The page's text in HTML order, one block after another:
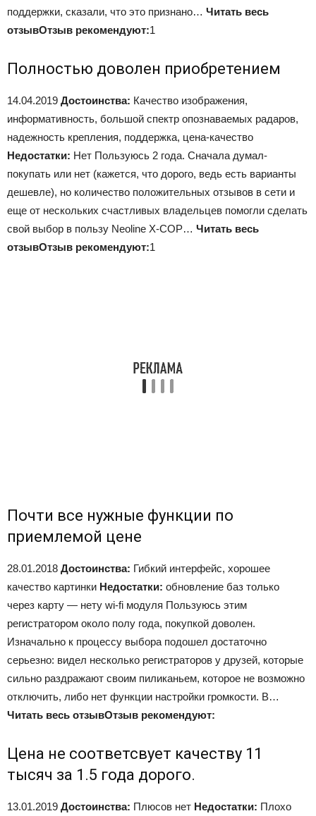
поддержки, сказали, что это признано… Читать весь
отзывОтзыв рекомендуют:1
Полностью доволен приобретением
14.04.2019 Достоинства: Качество изображения,
информативность, большой спектр опознаваемых радаров,
надежность крепления, поддержка, цена-качество
Недостатки: Нет Пользуюсь 2 года. Сначала думал-
покупать или нет (кажется, что дорого, ведь есть варианты
дешевле), но количество положительных отзывов в сети и
еще от нескольких счастливых владельцев помогли сделать
свой выбор в пользу Neoline X-COP… Читать весь
отзывОтзыв рекомендуют:1
Почти все нужные функции по
приемлемой цене
28.01.2018 Достоинства: Гибкий интерфейс, хорошее
качество картинки Недостатки: обновление баз только
через карту — нету wi-fi модуля Пользуюсь этим
регистратором около полу года, покупкой доволен.
Изначально к процессу выбора подошел достаточно
серьезно: видел несколько регистраторов у друзей, которые
сильно раздражают своим пиликаньем, которое не возможно
отключить, либо нет функции настройки громкости. В…
Читать весь отзывОтзыв рекомендуют:
Цена не соответсвует качеству 11
тысяч за 1.5 года дорого.
13.01.2019 Достоинства: Плюсов нет Недостатки: Плохо